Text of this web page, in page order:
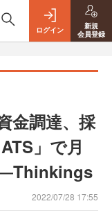
ログイン
新規
会員登録
金調達、採
」で月
―Thinkings
2022/07/28 17:55